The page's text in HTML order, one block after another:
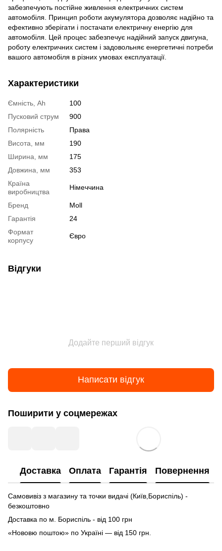
забезпечують постійне живлення електричних систем
автомобіля. Принцип роботи акумулятора дозволяє надійно та
ефективно зберігати і постачати електричну енергію для
автомобіля. Цей процес забезпечує надійний запуск двигуна,
роботу електричних систем і задовольняє енергетичні потреби
вашого автомобіля в різних умовах експлуатації.
Характеристики
Ємність, Ah
100
Пусковий струм
900
Полярність
Права
Висота, мм
190
Ширина, мм
175
Довжина, мм
353
Країна
виробництва
Німеччина
Бренд
Moll
Гарантія
24
Формат
корпусу
Євро
Відгуки
Додайте перший відгук
Написати відгук
Поширити у соцмережах
Доставка Оплата Гарантія Повернення
Самовивіз з магазину та точки видачі (Київ,Бориспіль) -
безкоштовно
Доставка по м. Бориспіль - від 100 грн
«Нововю поштою» по Україні — від 150 грн.